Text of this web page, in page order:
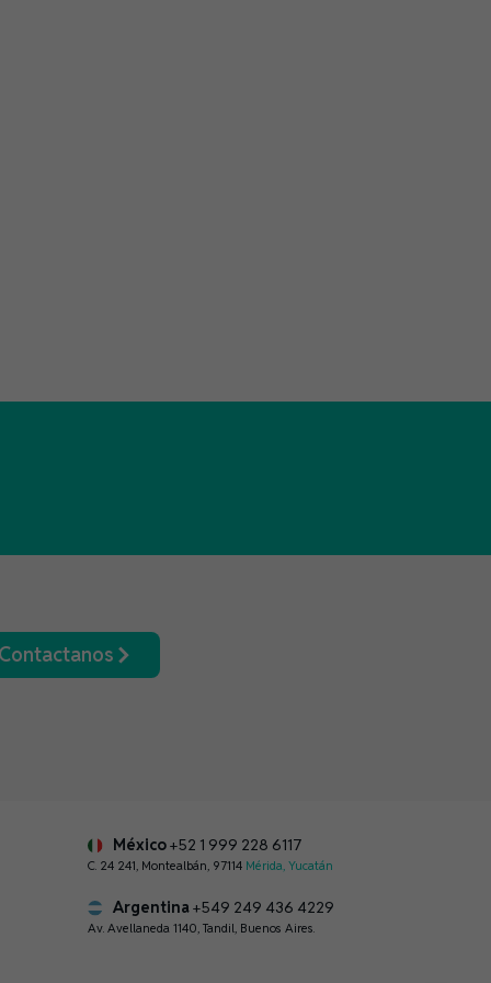
Contactanos
México+52 1 999 228 6117
C. 24 241, Montealbán, 97114 Mérida, Yucatán
Argentina+549 249 436 4229
Av. Avellaneda 1140, Tandil, Buenos Aires.